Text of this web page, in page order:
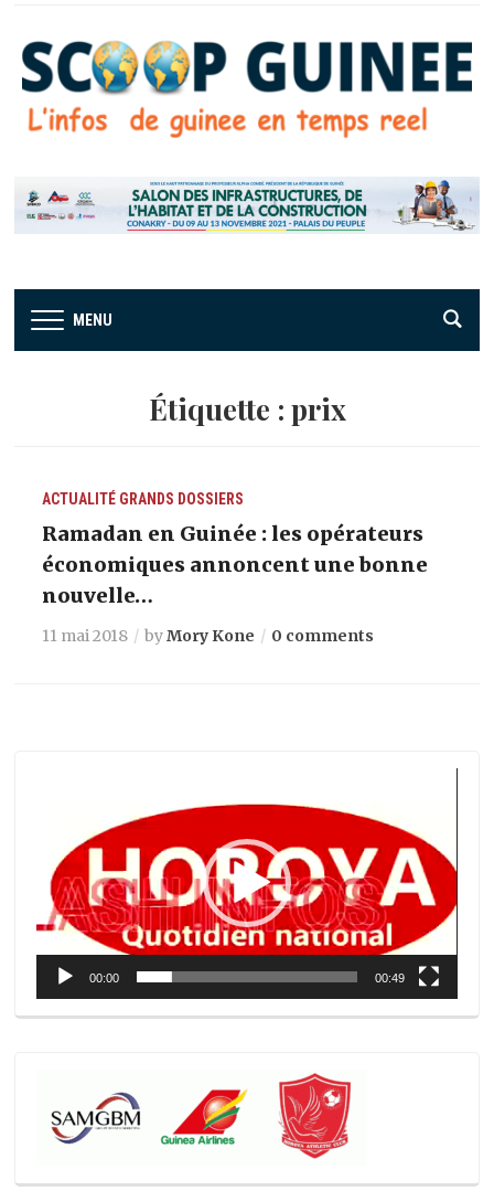
MENU
Étiquette : prix
ACTUALITÉ GRANDS DOSSIERS
Ramadan en Guinée : les opérateurs
économiques annoncent une bonne
nouvelle…
11 mai 2018 byMory Kone 0 comments
00:00 00:49